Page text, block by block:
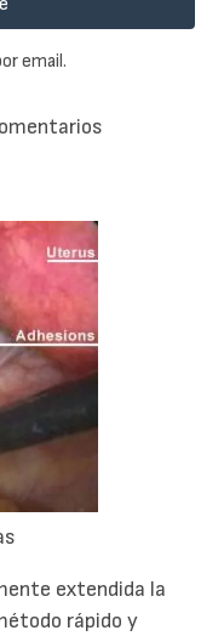
extendida la
rápido y
email.